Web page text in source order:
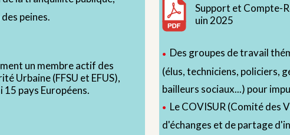
peines.
un membre actif des
Urbaine (FFSU et EFUS),
pays Européens.
Support et Compte-
uin 2025
Des groupes de travail
(élus, techniciens, policiers,
bailleurs sociaux...) pour
Le COVISUR (Comité des
d'échanges et de partage